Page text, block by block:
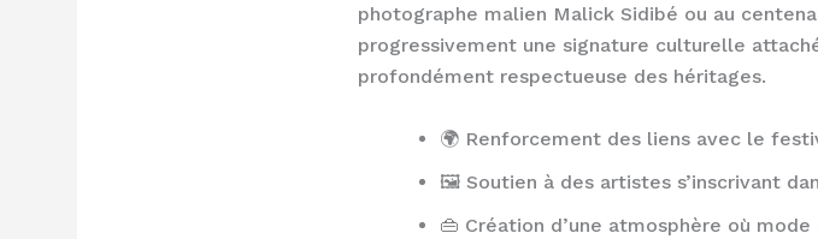
photographe malien Malick Sidibé ou au
progressivement une signature culturelle
profondément respectueuse des héritages.
🌍 Renforcement des liens avec le
🖼️ Soutien à des artistes s’inscrivant
👜 Création d’une atmosphère où